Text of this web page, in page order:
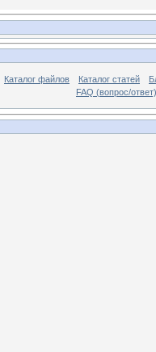
Каталог файлов Каталог статей
FAQ (вопрос/ответ)